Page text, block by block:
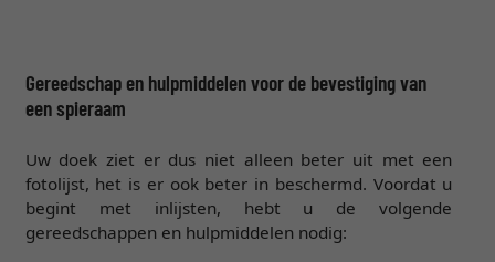
Gereedschap en hulpmiddelen voor de bevestiging van
een spieraam
Uw doek ziet er dus niet alleen beter uit met een
fotolijst, het is er ook beter in beschermd. Voordat u
begint met inlijsten, hebt u de volgende
gereedschappen en hulpmiddelen nodig: